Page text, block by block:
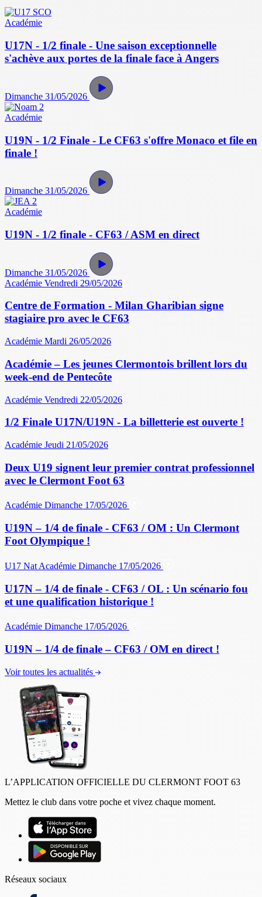
Académie
U17N - 1/2 finale - Une saison exceptionnelle
s'achève aux portes de la finale face à Angers
Dimanche 31/05/2026
Académie
U19N - 1/2 Finale - Le CF63 s'offre Monaco et file en
finale !
Dimanche 31/05/2026
Académie
U19N - 1/2 finale - CF63 / ASM en direct
Dimanche 31/05/2026
Académie Vendredi 29/05/2026
Centre de Formation - Milan Gharibian signe
stagiaire pro avec le CF63
Académie Mardi 26/05/2026
Académie – Les jeunes Clermontois brillent lors du
week-end de Pentecôte
Académie Vendredi 22/05/2026
1/2 Finale U17N/U19N - La billetterie est ouverte !
Académie Jeudi 21/05/2026
Deux U19 signent leur premier contrat professionnel
avec le Clermont Foot 63
Académie Dimanche 17/05/2026
U19N – 1/4 de finale - CF63 / OM : Un Clermont
Foot Olympique !
U17 Nat Académie Dimanche 17/05/2026
U17N – 1/4 de finale - CF63 / OL : Un scénario fou
et une qualification historique !
Académie Dimanche 17/05/2026
U19N – 1/4 de finale – CF63 / OM en direct !
Voir toutes les actualités
L’APPLICATION OFFICIELLE DU CLERMONT FOOT 63
Mettez le club dans votre poche et vivez chaque moment.
Réseaux sociaux